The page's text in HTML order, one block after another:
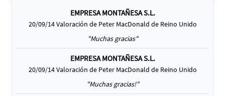
EMPRESA MONTAÑESA S.L.
20/09/14 Valoración de Peter MacDonald de Reino Unido
"Muchas gracias"
EMPRESA MONTAÑESA S.L.
20/09/14 Valoración de Peter MacDonald de Reino Unido
"Muchas gracias!"